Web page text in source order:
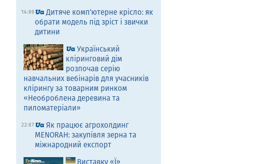
14:00
Дитяче комп’ютерне крісло: як
обрати модель під зріст і звички
дитини
Український
кліринговий дім
розпочав серію
навчальних вебінарів для учасників
клірингу за товарним ринком
«Необроблена деревина та
пиломатеріали»
22:07
Як працює агрохолдинг
MENORAH: закупівля зерна та
міжнародний експорт
Виставку «Ї»